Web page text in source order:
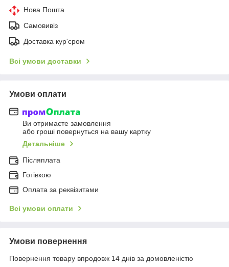
Нова Пошта
Самовивіз
Доставка кур'єром
Всі умови доставки
Умови оплати
Ви отримаєте замовлення
або гроші повернуться на вашу картку
Детальніше
Післяплата
Готівкою
Оплата за реквізитами
Всі умови оплати
Умови повернення
Повернення товару впродовж 14 днів за домовленістю